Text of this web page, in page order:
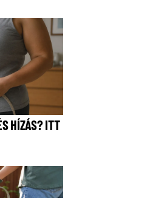
HÍZÁS? ITT